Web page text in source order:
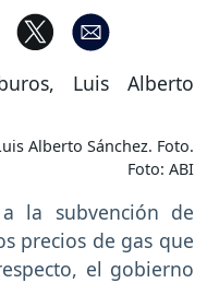
Alberto Sánchez. Foto.
Foto: ABI
la subvención de
precios de gas que
el gobierno